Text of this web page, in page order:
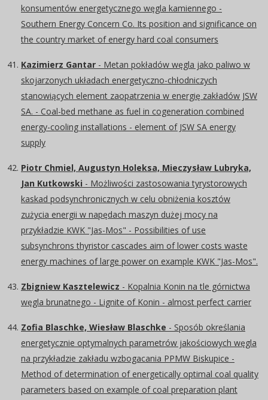
konsumentów energetycznego węgla kamiennego -
Southern Energy Concern Co. Its position and significance on
the country market of energy hard coal consumers
Kazimierz Gantar - Metan pokładów węgla jako paliwo w
skojarzonych układach energetyczno-chłodniczych
stanowiących element zaopatrzenia w energię zakładów JSW
SA. - Coal-bed methane as fuel in cogeneration combined
energy-cooling installations - element of JSW SA energy
supply
Piotr Chmiel, Augustyn Holeksa, Mieczysław Lubryka,
Jan Kutkowski - Możliwości zastosowania tyrystorowych
kaskad podsynchronicznych w celu obniżenia kosztów
zużycia energii w napędach maszyn dużej mocy na
przykładzie KWK "Jas-Mos" - Possibilities of use
subsynchrons thyristor cascades aim of lower costs waste
energy machines of large power on example KWK "Jas-Mos".
Zbigniew Kasztelewicz - Kopalnia Konin na tle górnictwa
węgla brunatnego - Lignite of Konin - almost perfect carrier
Zofia Blaschke, Wiesław Blaschke - Sposób określania
energetycznie optymalnych parametrów jakościowych węgla
na przykładzie zakładu wzbogacania PPMW Biskupice -
Method of determination of energetically optimal coal quality
parameters based on example of coal preparation plant